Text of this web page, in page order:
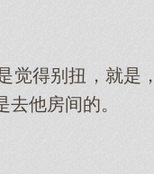
觉得别扭，就是
他房间的。